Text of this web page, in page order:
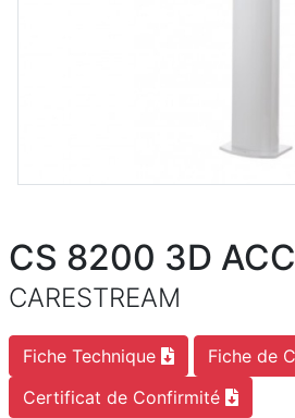
CS 8200 3D
CARESTREAM
Fiche Technique
Fiche de
Certificat de Confirmité